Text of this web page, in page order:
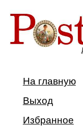
На главную
Выход
Избранное